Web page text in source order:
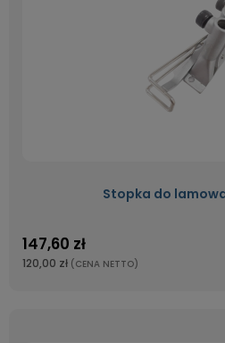
Stopka do
147,60 zł
120,00 zł (CENA NETTO)